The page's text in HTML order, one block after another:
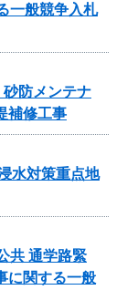
般競争入札
防メンテナ
補修工事
水対策重点地
共 通学路緊
に関する一般